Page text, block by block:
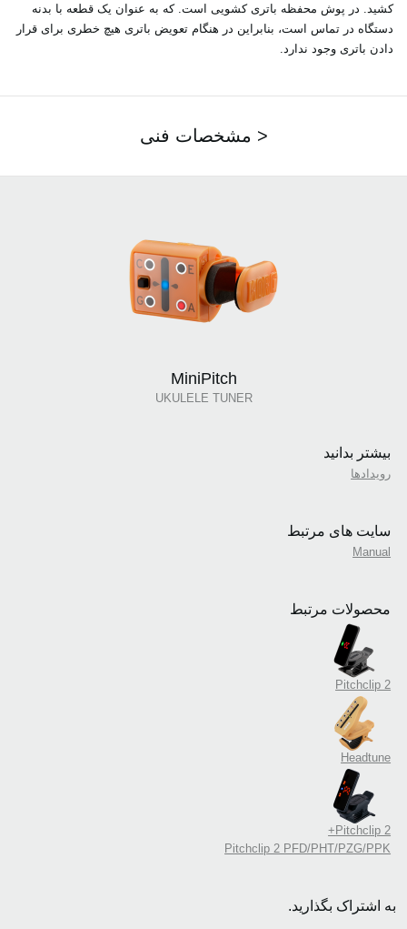
کشید. در پوش محفظه باتری کشویی است. که به عنوان یک قطعه با بدنه
دستگاه در تماس است، بنابراین در هنگام تعویض باتری هیچ خطری برای قرار
دادن باتری وجود ندارد.
مشخصات فنی >
MiniPitch
UKULELE TUNER
بیشتر بدانید
رویدادها
سایت های مرتبط
Manual
محصولات مرتبط
Pitchclip 2
Headtune
Pitchclip 2+
Pitchclip 2 PFD/PHT/PZG/PPK
به اشتراک بگذارید.